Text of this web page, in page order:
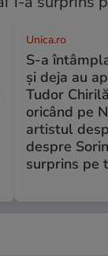
Unica.ro
S-a
și deja au
Tudor
oricând pe
artistul
despre
surprins pe